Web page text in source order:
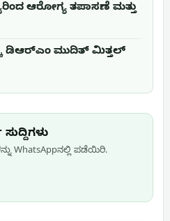
ಆರೋಗ್ಯ ತಪಾಸಣೆ ಮತ್ತು
ಡಿಆರ್‌ಎಂ ಮುದಿತ್ ಮಿತ್ತಲ್
WhatsApp‌ನಲ್ಲಿ ಪಡೆಯಿರಿ.